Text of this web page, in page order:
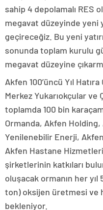
sahip 4 depolamalı RES
megavat düzeyinde yeni
geçireceğiz. Bu yeni
sonunda toplam kurulu
megavat düzeyine
Akfen 100’üncü Yıl Hatıra
Merkez Yukarıokçular
toplamda 100 bin
Ormanda, Akfen
Yenilenebilir Enerji,
Akfen Hastane
şirketlerinin katkıları
oluşacak ormanın her
ton) oksijen üretmesi ve
bekleniyor.